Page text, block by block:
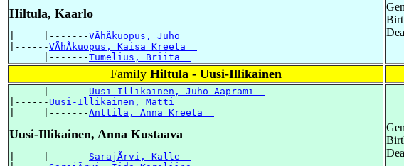
Hiltula, Kaarlo
|     |-------VÃhÃkuopus, Juho
|------VÃhÃkuopus, Kaisa Kreeta
      |-------
Tumelius, Briita
Family Hiltula - Uusi-Illikainen
      |-------
Uusi-Illikainen, Juho Aaprami
|------ Uusi-Illikainen, Matti
|     |-------Anttila, Anna Kreeta
Uusi-Illikainen, Anna Kustaava
|     |------- SarajÃrvi, Kalle